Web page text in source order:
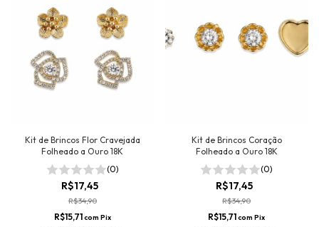
Kit de Brincos Flor Cravejada
Folheado a Ouro 18K
(0)
R$17,45
R$34,90
R$15,71com Pix
Kit de Brincos Coração
Folheado a Ouro 18K
(0)
R$17,45
R$34,90
R$15,71com Pix